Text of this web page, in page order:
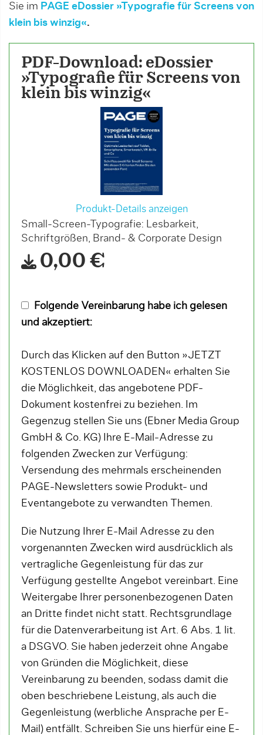
Sie im PAGE eDossier »Typografie für Screens von
klein bis winzig«.
PDF-Download: eDossier
»Typografie für Screens von
klein bis winzig«
Produkt-Details anzeigen
Small-Screen-Typografie: Lesbarkeit,
Schriftgrößen, Brand- & Corporate Design
0,00 €
Folgende Vereinbarung habe ich gelesen
und akzeptiert:
Durch das Klicken auf den Button »JETZT
KOSTENLOS DOWNLOADEN« erhalten Sie
die Möglichkeit, das angebotene PDF-
Dokument kostenfrei zu beziehen. Im
Gegenzug stellen Sie uns (Ebner Media Group
GmbH & Co. KG) Ihre E-Mail-Adresse zu
folgenden Zwecken zur Verfügung:
Versendung des mehrmals erscheinenden
PAGE-Newsletters sowie Produkt- und
Eventangebote zu verwandten Themen.
Die Nutzung Ihrer E-Mail Adresse zu den
vorgenannten Zwecken wird ausdrücklich als
vertragliche Gegenleistung für das zur
Verfügung gestellte Angebot vereinbart. Eine
Weitergabe Ihrer personenbezogenen Daten
an Dritte findet nicht statt. Rechtsgrundlage
für die Datenverarbeitung ist Art. 6 Abs. 1 lit.
a DSGVO. Sie haben jederzeit ohne Angabe
von Gründen die Möglichkeit, diese
Vereinbarung zu beenden, sodass damit die
oben beschriebene Leistung, als auch die
Gegenleistung (werbliche Ansprache per E-
Mail) entfällt. Schreiben Sie uns hierfür eine E-